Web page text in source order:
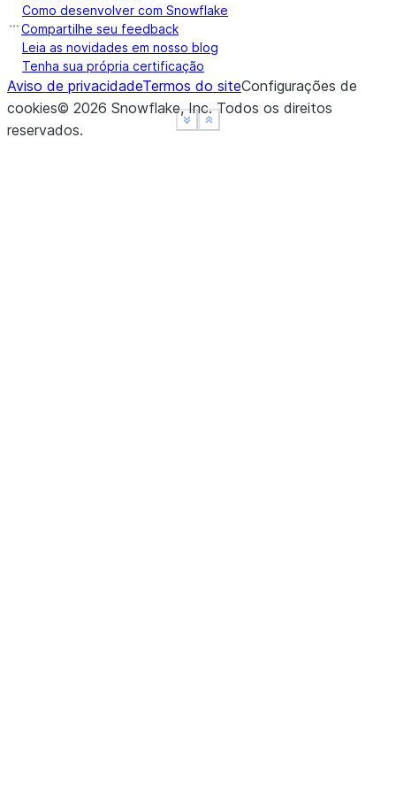
Show less
See moreShow less
See more
Como desenvolver com Snowflake
Compartilhe seu feedback
Leia as novidades em nosso blog
Tenha sua própria certificação
Aviso de privacidadeTermos do siteConfigurações de
cookies© 2026 Snowflake, Inc.Todos os direitos
reservados.